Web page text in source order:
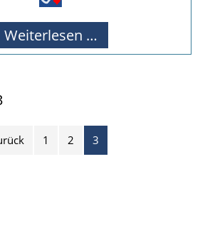
Weiterlesen …Nelly-
Pate
1 2 3